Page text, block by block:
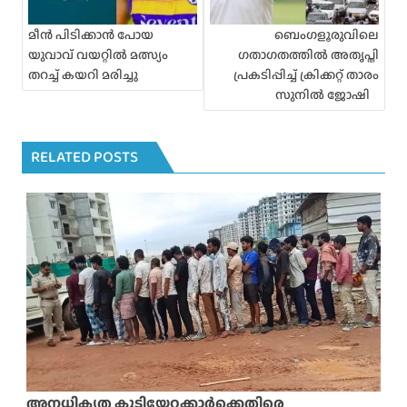
g
a
t
n
മീൻ പിടിക്കാൻ പോയ
യുവാവ് വയറ്റിൽ മത്സ്യം
തറച്ച് കയറി മരിച്ചു
ബെംഗളൂരുവിലെ
ഗതാഗതത്തിൽ അതൃപ്തി
പ്രകടിപ്പിച്ച് ക്രിക്കറ്റ് താരം
സുനിൽ ജോഷി
RELATED POSTS
അനധികൃത കുടിയേറ്റക്കാർക്കെതിരെ